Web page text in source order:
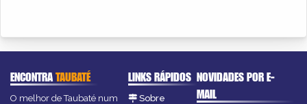
ENCONTRATAUBATÉ
O melhor de Taubaté num
LINKS RÁPIDOS
Sobre
NOVIDADES POR E-
MAIL